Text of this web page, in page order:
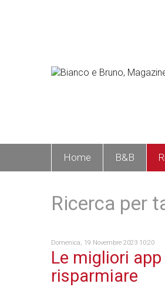
Home B&B
Ricerca per
Domenica, 19 Novembre 2023 10:20
Le migliori
risparmiare